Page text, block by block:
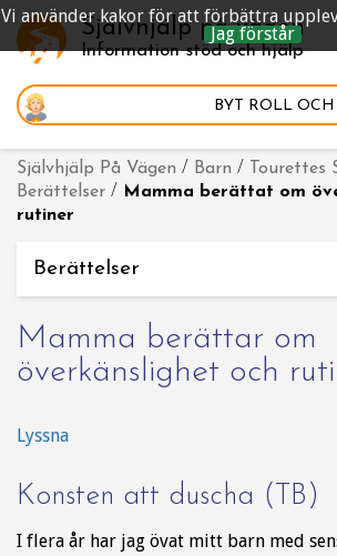
Vi använder kakor för att förbättra
Jag förstår
Självhjälp på vägen
Information stöd och hjälp
BYT ROLL OCH
Självhjälp På Vägen / Barn / Tourettes
Berättelser / Mamma berättat om
rutiner
Berättelser
Mamma berättar om
överkänslighet och
Lyssna
Konsten att duscha (TB)
I flera år har jag övat mitt barn med